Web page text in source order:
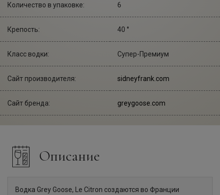
Количество в упаковке: 6
Крепость: 40 °
Класс водки: Супер-Премиум
Сайт производителя: sidneyfrank.com
Сайт бренда: greygoose.com
Описание
Водка Grey Goose, Le Citron создаются во Франции